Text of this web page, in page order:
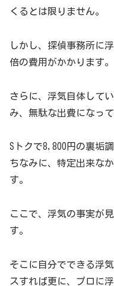
くるとは限りません。
しかし、探偵事務所に
倍の費用がかかります。
さらに、浮気自体して
み、無駄な出費になっ
Sトクで8,800円の裏垢調
ちなみに、特定出来な
す。
ここで、浮気の事実が
す。
そこに自分でできる浮
スすれば更に、プロに